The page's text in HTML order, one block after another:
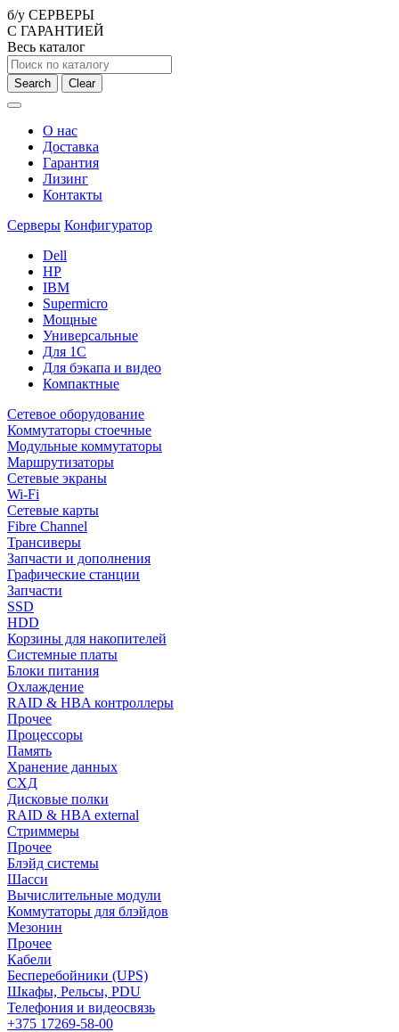
б/у СЕРВЕРЫ
С ГАРАНТИЕЙ
Весь каталог
Search Clear
О нас
Доставка
Гарантия
Лизинг
Контакты
Серверы Конфигуратор
Dell
HP
IBM
Supermicro
Мощные
Универсальные
Для 1С
Для бэкапа и видео
Компактные
Сетевое оборудование
Коммутаторы стоечные
Модульные коммутаторы
Маршрутизаторы
Сетевые экраны
Wi-Fi
Сетевые карты
Fibre Channel
Трансиверы
Запчасти и дополнения
Графические станции
Запчасти
SSD
HDD
Корзины для накопителей
Системные платы
Блоки питания
Охлаждение
RAID & HBA контроллеры
Прочее
Процессоры
Память
Хранение данных
СХД
Дисковые полки
RAID & HBA external
Стриммеры
Прочее
Блэйд системы
Шасси
Вычислительные модули
Коммутаторы для блэйдов
Мезонин
Прочее
Кабели
Бесперебойники (UPS)
Шкафы, Рельсы, PDU
Телефония и видеосвязь
+375 17269-58-00